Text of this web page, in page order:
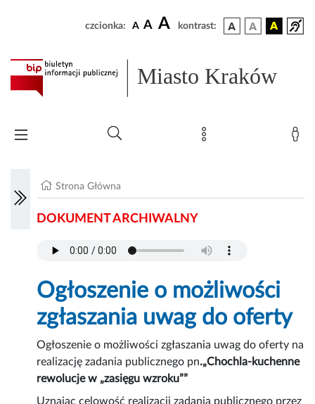
czcionka: A A A kontrast:
Miasto Kraków
Strona Główna
DOKUMENT ARCHIWALNY
Ogłoszenie o możliwości
zgłaszania uwag do oferty
Ogłoszenie o możliwości zgłaszania uwag do oferty na
realizację zadania publicznego pn.„Chochla-kuchenne
rewolucje w „zasięgu wzroku””
Uznając celowość realizacji zadania publicznego przez